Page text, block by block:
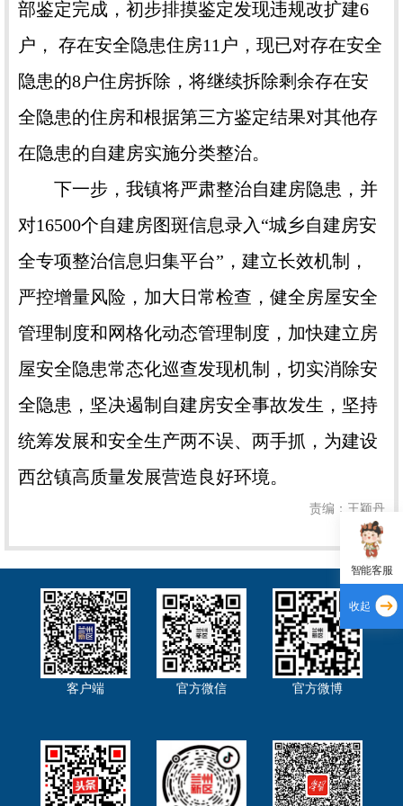
部鉴定完成，初步排摸鉴定发现违规改扩建6
户， 存在安全隐患住房11户，现已对存在安全
隐患的8户住房拆除，将继续拆除剩余存在安
全隐患的住房和根据第三方鉴定结果对其他存
在隐患的自建房实施分类整治。
下一步，我镇将严肃整治自建房隐患，并
对16500个自建房图斑信息录入“城乡自建房安
全专项整治信息归集平台”，建立长效机制，
严控增量风险，加大日常检查，健全房屋安全
管理制度和网格化动态管理制度，加快建立房
屋安全隐患常态化巡查发现机制，切实消除安
全隐患，坚决遏制自建房安全事故发生，坚持
统筹发展和安全生产两不误、两手抓，为建设
西岔镇高质量发展营造良好环境。
责编：王颖丹
智能客服
收起
客户端 官方微信 官方微博